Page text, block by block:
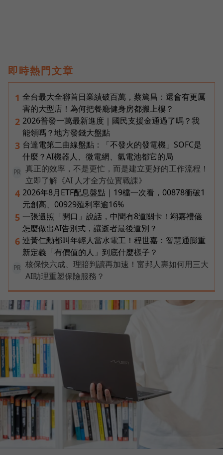
即時熱門文章
1 全台最大全聯首日業績破百萬，蔡篤昌：還會有更厲
害的大型店！為何把餐廳健身房都搬上樓？
2 2026普發一萬最新進度｜國民支援金通過了嗎？我
能領嗎？地方發錢大盤點
3 台達電第二曲線盤點：「不發火的發電機」SOFC是
什麼？AI機器人、微電網、氫電池都它的局
PR
真正的效率，不是更忙，而是建立更好的工作流程！
立即了解《AI 人才全方位實戰課》
4 2026年8月ETF配息盤點｜19檔一次看，00878衝破1
元創高、00929殖利率逾16%
5 一張遺照「開口」說話，中間有8道關卡！翊嘉禮儀
怎麼做出AI告別式，讓逝者最後道別？
6 連黃仁勳都叫年輕人當水電工！程世嘉：智慧通膨重
新定義「有價值的人」到底什麼樣子？
PR
核保快六成、理賠判讀再加速！富邦人壽如何用三大
AI助理重塑保險服務？